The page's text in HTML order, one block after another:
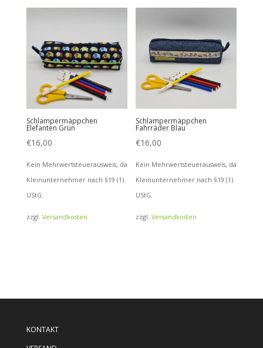
Schlampermäppchen
Elefanten Grün
€16,00
Kein Mehrwertsteuerausweis, da
Kleinunternehmer nach §19 (1)
UStG.
zzgl. Versandkosten
Schlampermäppchen
Fahrräder Blau
€16,00
Kein Mehrwertsteuerausweis, da
Kleinunternehmer nach §19 (1)
UStG.
zzgl.Versandkosten
KONTAKT